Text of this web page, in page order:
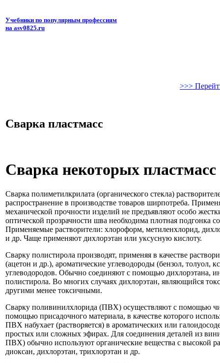
Учебники по популярным профессиям
на asv0825.ru
>>>
Сварка пластмасс
Сварка некоторых пластмасс
Сварка полиметилкрилата (органического стекла)
распространение в производстве товаров ширпотреба.
механической прочности изделий не предъявляют особо
оптической прозрачности шва необходима плотная подгонка
Применяемые растворители: хлороформ, метиленхлорид,
и др. Чаще применяют дихлорэтан или уксусную кислоту.
Сварку полистирола производят, применяя в качестве
(ацетон и др.), ароматические углеводороды (бензол, толуол,
углеводородов. Обычно соединяют с помощью дихлорэтана,
полистирола. Во многих случаях дихлорэтан, являющийся
другими менее токсичными.
Сварку поливинилхлорида (ПВХ) осуществляют с помощью
помощью присадочного материала, в качестве которого
ПВХ набухает (растворяется) в ароматических или
простых или сложных эфирах. Для соединения деталей из
ПВХ) обычно используют органические вещества с высокой
диоксан, дихлорэтан, трихлорэтан и др.